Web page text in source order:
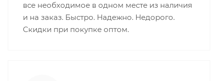
все необходимое в одном месте из наличия
и на заказ. Быстро. Надежно. Недорого.
Скидки при покупке оптом.